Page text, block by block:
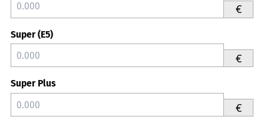
€
Super (E5)
€
Super Plus
€